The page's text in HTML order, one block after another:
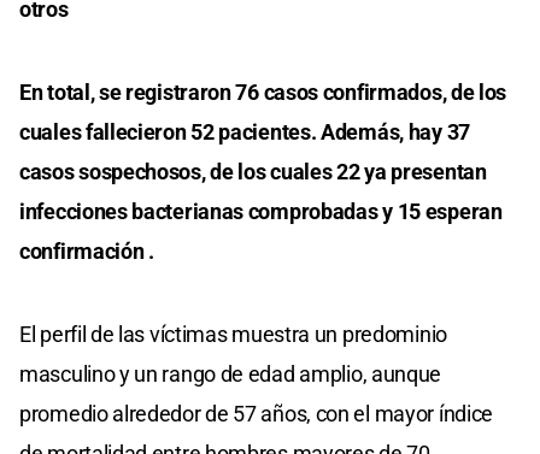
otros
En total, se registraron 76 casos confirmados, de los
cuales fallecieron 52 pacientes. Además, hay 37
casos sospechosos, de los cuales 22 ya presentan
infecciones bacterianas comprobadas y 15 esperan
confirmación .
El perfil de las víctimas muestra un predominio
masculino y un rango de edad amplio, aunque
promedio alrededor de 57 años, con el mayor índice